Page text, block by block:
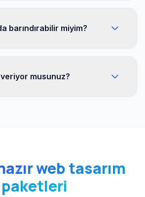
barındırabilir miyim?
musunuz?
web tasarım
paketleri